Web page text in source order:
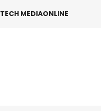
TECH MEDIAONLINE